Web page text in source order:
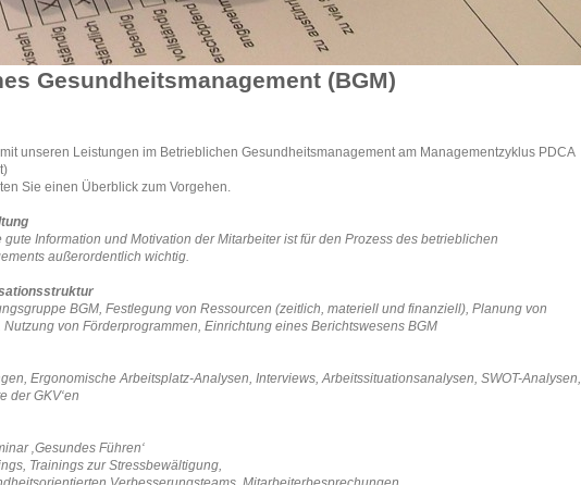
Gesundheitsmanagement (BGM)
unseren Leistungen im Betrieblichen Gesundheitsmanagement am Managementzyklus PDCA
Sie einen Überblick zum Vorgehen.
gute Information und Motivation der Mitarbeiter ist für den Prozess des betrieblichen
außerordentlich wichtig.
BGM, Festlegung von Ressourcen (zeitlich, materiell und finanziell), Planung von
von Förderprogrammen, Einrichtung eines Berichtswesens BGM
Ergonomische Arbeitsplatz-Analysen, Interviews, Arbeitssituationsanalysen, SWOT-Analysen,
der GKV‘en
‚Gesundes Führen‘
Trainings zur Stressbewältigung,